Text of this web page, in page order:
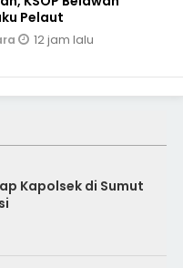
Pelaut
12 jam lalu
Kapolsek di Sumut